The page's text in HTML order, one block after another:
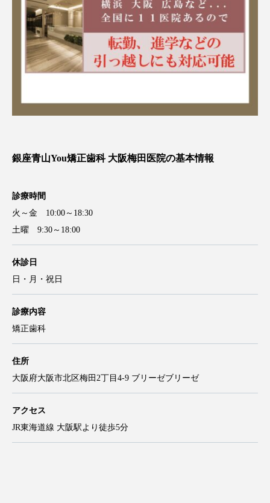
銀座青山You矯正歯科 大阪梅田医院の基本情報
診療時間
火～金 10:00～18:30
土曜 9:30～18:00
休診日
日・月・祝日
診療内容
矯正歯科
住所
大阪府大阪市北区梅田2丁目4-9 ブリーゼブリーゼ
アクセス
JR東海道線 大阪駅より徒歩5分